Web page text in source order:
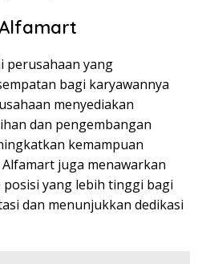
perusahaan yang
bagi karyawannya
menyediakan
dan pengembangan
kemampuan
juga menawarkan
yang lebih tinggi bagi
dan menunjukkan dedikasi